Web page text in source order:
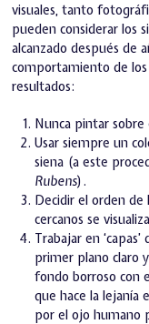
visuales, tanto
pueden considerar los
alcanzado después de
comportamiento de
resultados:
Nunca pintar
Usar siempre un
siena (a este
Rubens).
Decidir el orden
cercanos se
Trabajar en
primer plano claro
fondo borroso con
que hace la lejanía
por el ojo humano